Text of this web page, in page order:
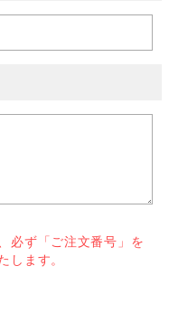
必ず「ご注文番号」を
ます。